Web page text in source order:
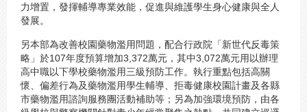
力增置，發揮輔導專業效能，促進與維護學生身心健康與全人
發展。
另本部為改善校園藥物濫用問題，配合行政院「新世代反毒策
略」於107年度預算增加3,372萬元，其中3,072萬元用以辦理
高中職以下學校藥物濫用三級預防工作。執行重點包括高關
懷、偏差行為及藥物濫用學生輔導、拒毒健康校園計畫及各縣
市藥物濫用諮詢服務團活動補助等；另為加強環境預防，由各